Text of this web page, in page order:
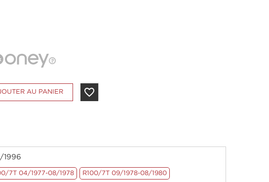
AU PANIER favorite_border
1996
7T 04/1977-08/1978 R100/7T 09/1978-08/1980